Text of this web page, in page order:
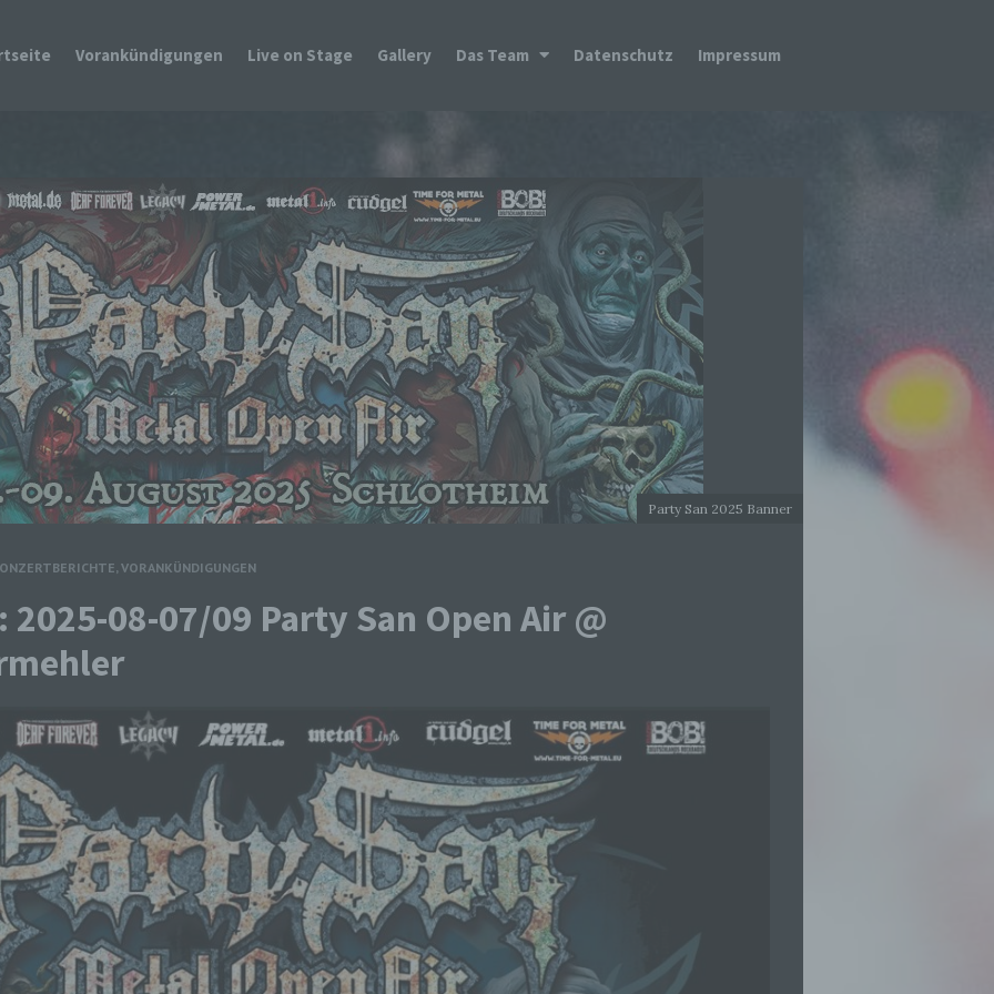
Vorankündigungen Live on Stage Gallery Das Team Datenschutz Impressum
Party San 2025 Banner
, VORANKÜNDIGUNGEN
08-07/09 Party San Open Air @